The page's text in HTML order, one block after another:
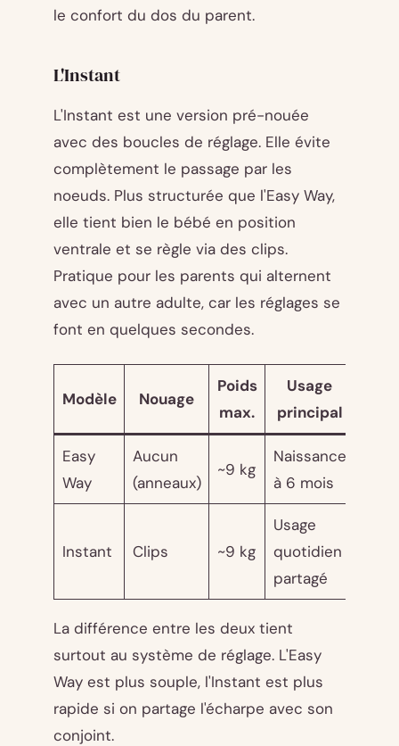
le confort du dos du parent.
L'Instant
L'Instant est une version pré-nouée
avec des boucles de réglage. Elle évite
complètement le passage par les
noeuds. Plus structurée que l'Easy Way,
elle tient bien le bébé en position
ventrale et se règle via des clips.
Pratique pour les parents qui alternent
avec un autre adulte, car les réglages se
font en quelques secondes.
Modèle Nouage
Poids
max.
Usage
principal
Easy
Way
Aucun
(anneaux)
~9 kg
Naissance
à 6 mois
Instant Clips ~9 kg
Usage
quotidien
partagé
La différence entre les deux tient
surtout au système de réglage. L'Easy
Way est plus souple, l'Instant est plus
rapide si on partage l'écharpe avec son
conjoint.